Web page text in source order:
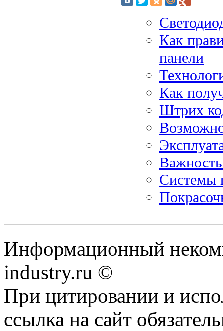
Как
панели
Как
Штрих
Важность
Системы
Информационный
industry.ru ©
При цитировании и
ссылка на сайт